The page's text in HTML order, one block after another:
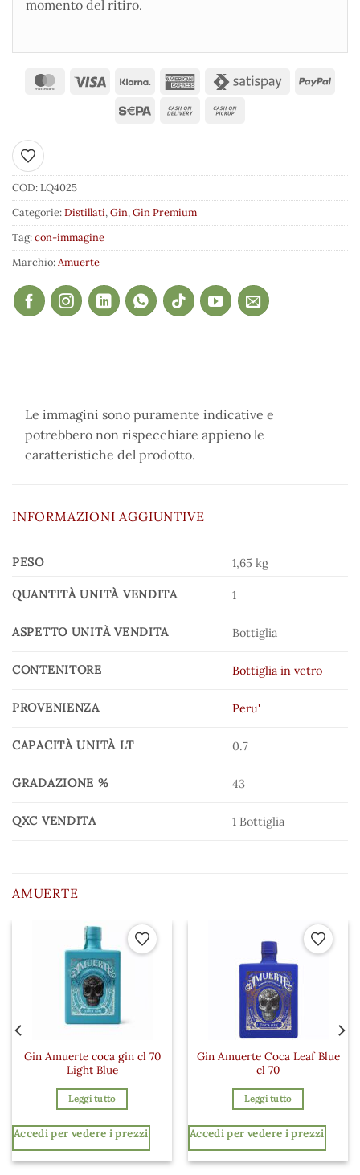
momento del ritiro.
Aggiungi ai preferiti
COD:LQ4025
Categorie:Distillati,Gin,Gin Premium
Tag:con-immagine
Marchio:Amuerte
Le immagini sono puramente indicative e
potrebbero non rispecchiare appieno le
caratteristiche del prodotto.
INFORMAZIONI AGGIUNTIVE
PESO 1,65 kg
QUANTITÀ UNITÀ VENDITA 1
ASPETTO UNITÀ VENDITA Bottiglia
CONTENITORE Bottiglia in vetro
PROVENIENZA Peru'
CAPACITÀ UNITÀ LT 0.7
GRADAZIONE % 43
QXC VENDITA 1 Bottiglia
AMUERTE
Aggiungi ai preferiti
Gin Amuerte coca gin cl 70
Light Blue
Leggi tutto
Accedi per vedere i prezzi
Gin Amuerte Coca Leaf Blue
cl 70
Leggi tutto
Accedi per vedere i prezzi